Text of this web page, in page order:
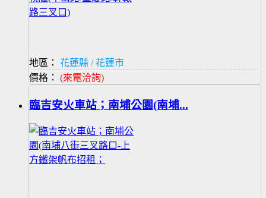
地區：
花蓮縣 / 花蓮市
價格： (來電洽詢)
臨吉安火車站；南埔公園(南埔...